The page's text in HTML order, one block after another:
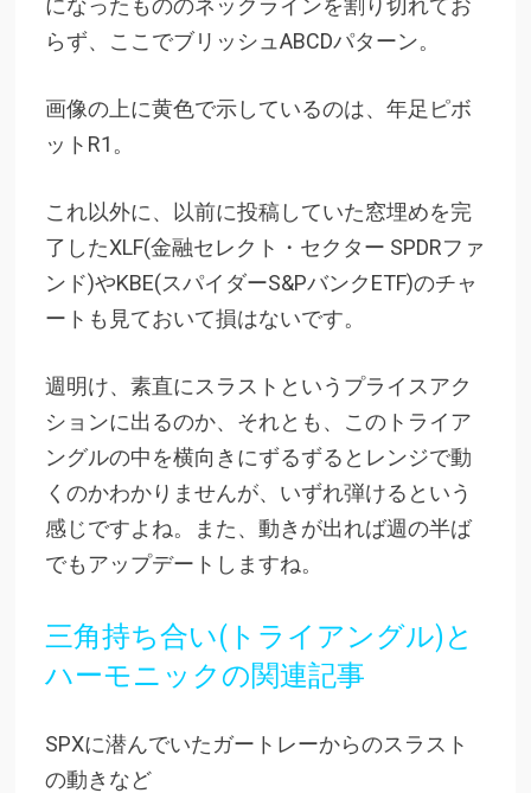
らず、ここでブリッシュABCDパターン。
画像の上に黄色で示しているのは、年足ピボ
ットR1。
これ以外に、以前に投稿していた窓埋めを完
了したXLF(金融セレクト・セクター SPDRファ
ンド)やKBE(スパイダーS&PバンクETF)のチャ
ートも見ておいて損はないです。
週明け、素直にスラストというプライスアク
ションに出るのか、それとも、このトライア
ングルの中を横向きにずるずるとレンジで動
くのかわかりませんが、いずれ弾けるという
感じですよね。また、動きが出れば週の半ば
でもアップデートしますね。
三角持ち合い(トライアングル)と
ハーモニックの関連記事
SPXに潜んでいたガートレーからのスラスト
の動きなど